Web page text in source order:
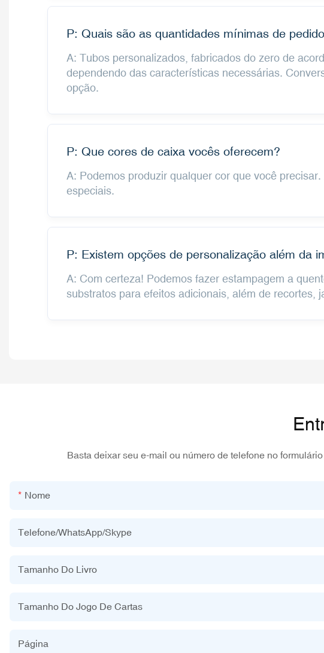
P: Quais são as quantidades mínimas de
A: Tubos personalizados, fabricados do zero de
dependendo das características necessárias.
opção.
P: Que cores de caixa vocês oferecem?
A: Podemos produzir qualquer cor que você
especiais.
P: Existem opções de personalização além da
A: Com certeza! Podemos fazer estampagem a
substratos para efeitos adicionais, além de recortes,
Basta deixar seu e-mail ou número de telefone no
Nome
Telefone/WhatsApp/Skype
Tamanho Do Livro
Tamanho Do Jogo De Cartas
Página